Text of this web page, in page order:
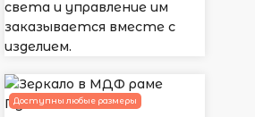
света и управление им
заказывается вместе с
изделием.
Доступны любые размеры